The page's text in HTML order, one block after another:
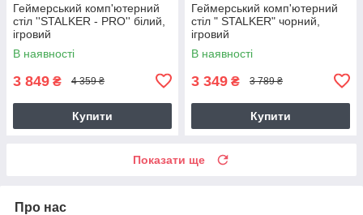
Геймерський комп'ютерний
стіл ''STALKER - PRO'' білий,
ігровий
В наявності
3 849 ₴ 4 359 ₴
Купити
Геймерський комп'ютерний
стіл " STALKER" чорний,
ігровий
В наявності
3 349 ₴ 3 789 ₴
Купити
Показати ще
Про нас